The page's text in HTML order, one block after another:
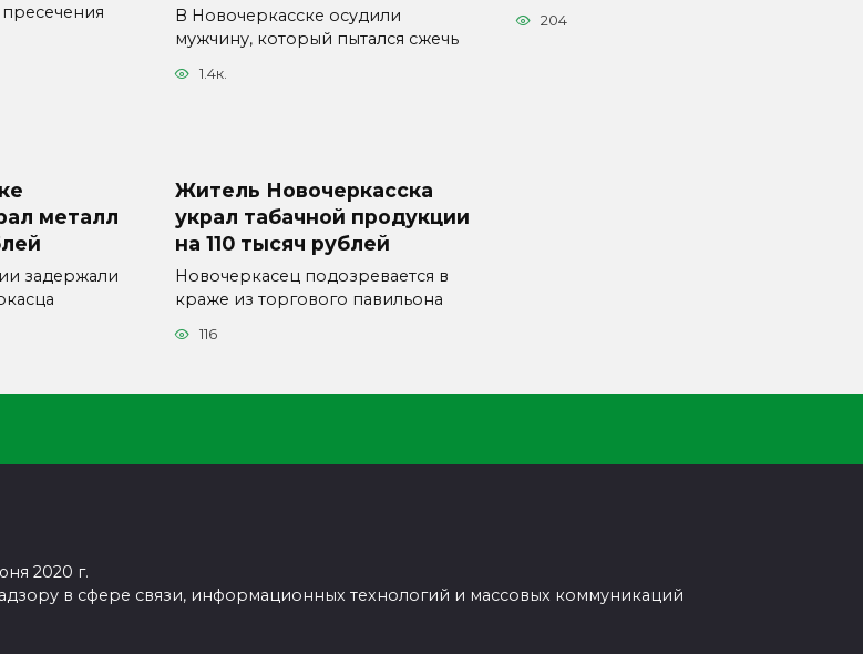
В Новочеркасске осудили
мужчину, который пытался сжечь
1.4к.
204
металл
задержали
Житель Новочеркасска
украл табачной продукции
на 110 тысяч рублей
Новочеркасец подозревается в
краже из торгового павильона
116
2020 г.
в сфере связи, информационных технологий и массовых коммуникаций